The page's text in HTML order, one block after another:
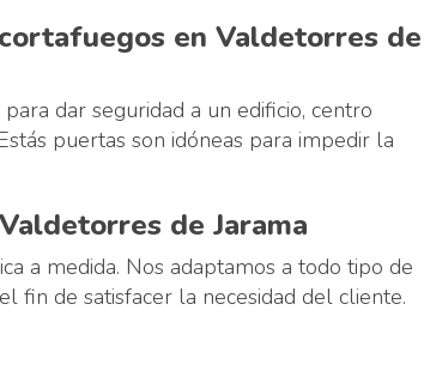
en Valdetorres de
dar seguridad a un edificio, centro
puertas son idóneas para impedir la
de Jarama
a medida. Nos adaptamos a todo tipo de
fin de satisfacer la necesidad del cliente.